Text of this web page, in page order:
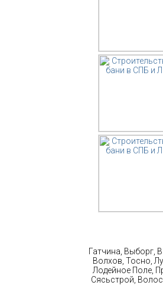
Гатчина, Выборг,
Волхов, Тосно,
Лодейное Поле,
Сясьстрой,